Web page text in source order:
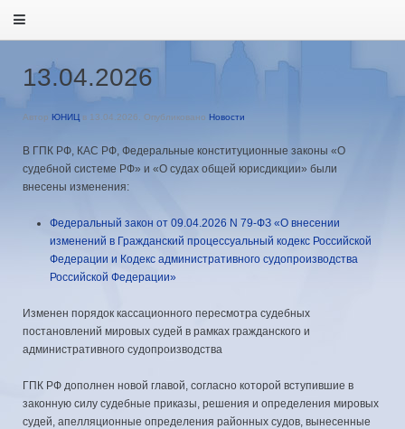
13.04.2026
Автор ЮНИЦ в 13.04.2026 . Опубликовано Новости
В ГПК РФ, КАС РФ, Федеральные конституционные законы «О
судебной системе РФ» и «О судах общей юрисдикции» были
внесены изменения:
Федеральный закон от 09.04.2026 N 79-ФЗ «О внесении
изменений в Гражданский процессуальный кодекс Российской
Федерации и Кодекс административного судопроизводства
Российской Федерации»
Изменен порядок кассационного пересмотра судебных
постановлений мировых судей в рамках гражданского и
административного судопроизводства
ГПК РФ дополнен новой главой, согласно которой вступившие в
законную силу судебные приказы, решения и определения мировых
судей, апелляционные определения районных судов, вынесенные